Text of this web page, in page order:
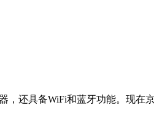
，还具备WiFi和蓝牙功能。现在